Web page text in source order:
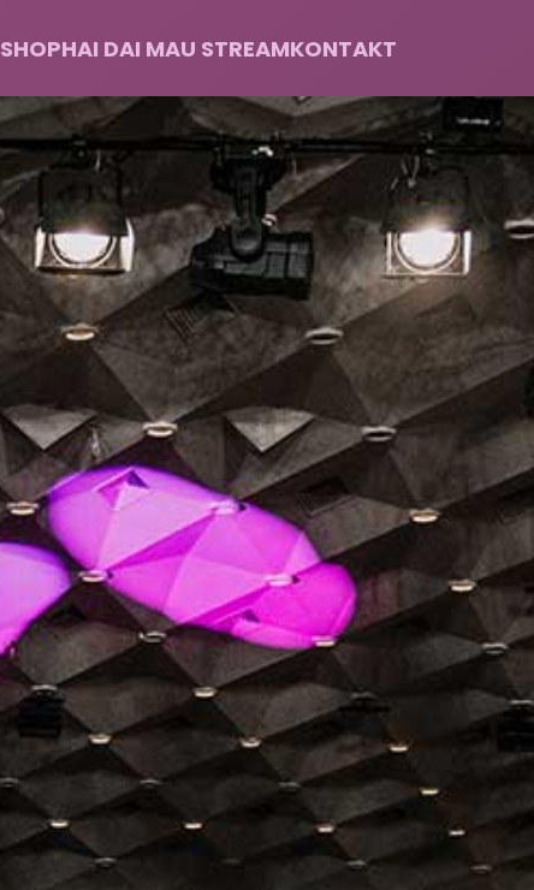
SHOPHAI DAI MAU STREAMKONTAKT